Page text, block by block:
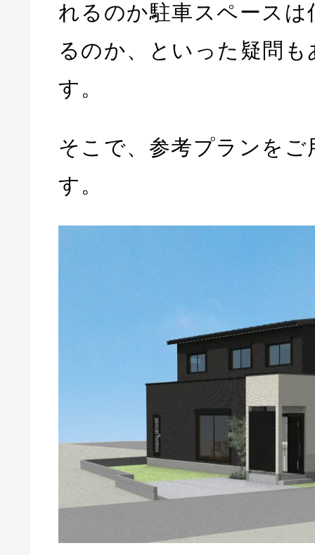
れるのか駐車スペースは
るのか、といった疑問
す。
そこで、参考プランを
す。